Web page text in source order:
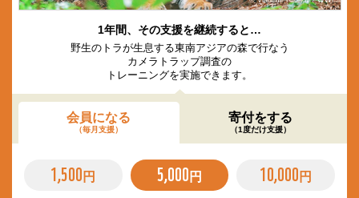
1年間、その支援を継続すると…
野生のトラが生息する東南アジアの森で行なう
カメラトラップ調査の
トレーニングを実施できます。
会員になる
（毎月支援）
寄付をする
（1度だけ支援）
1,500 円 5,000 円 10,000 円